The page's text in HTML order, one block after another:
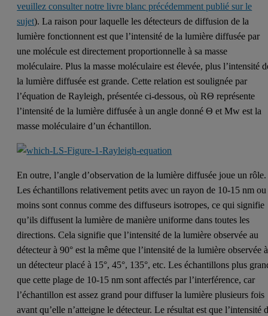
veuillez consulter notre livre blanc précédemment publié sur le
sujet). La raison pour laquelle les détecteurs de diffusion de la
lumière fonctionnent est que l’intensité de la lumière diffusée par
une molécule est directement proportionnelle à sa masse
moléculaire. Plus la masse moléculaire est élevée, plus l’intensité
la lumière diffusée est grande. Cette relation est soulignée par
l’équation de Rayleigh, présentée ci-dessous, où RΘ représente
l’intensité de la lumière diffusée à un angle donné Θ et Mw est la
masse moléculaire d’un échantillon.
En outre, l’angle d’observation de la lumière diffusée joue un rôle.
Les échantillons relativement petits avec un rayon de 10-15 nm ou
moins sont connus comme des diffuseurs isotropes, ce qui signifie
qu’ils diffusent la lumière de manière uniforme dans toutes les
directions. Cela signifie que l’intensité de la lumière observée au
détecteur à 90° est la même que l’intensité de la lumière observée à
un détecteur placé à 15°, 45°, 135°, etc. Les échantillons plus
que cette plage de 10-15 nm sont affectés par l’interférence, car
l’échantillon est assez grand pour diffuser la lumière plusieurs fois
avant qu’elle n’atteigne le détecteur. Le résultat est que l’intensité